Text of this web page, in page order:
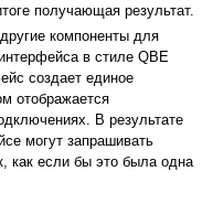
получающая результат.
компоненты для
в стиле QBE
создает единое
отображается
В результате
могут запрашивать
как если бы это была одна